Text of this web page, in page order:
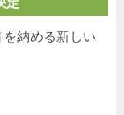
納める新しい